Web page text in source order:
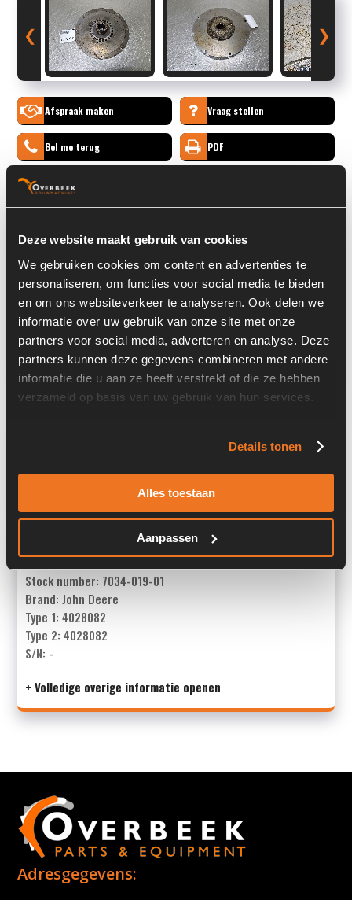
Deze website maakt gebruik van cookies
We gebruiken cookies om content en advertenties te
personaliseren, om functies voor social media te bieden
en om ons websiteverkeer te analyseren. Ook delen we
informatie over uw gebruik van onze site met onze
partners voor social media, adverteren en analyse. Deze
partners kunnen deze gegevens combineren met andere
informatie die u aan ze heeft verstrekt of die ze hebben
verzameld op basis van uw gebruik van hun services.
Details tonen
Alles toestaan
Aanpassen
❮ ❯
Afspraak maken Vraag stellen
Bel me terug PDF
Voorraad nummer:
7034-019-01
Onderdeel Merk:
John Deere
Onderdeel Type:
4028082
Onderdeel nummer:
4028082
Stock number: 7034-019-01
Brand: John Deere
Type 1: 4028082
Type 2: 4028082
S/N: -
+ Volledige overige informatie openen
Adresgegevens: